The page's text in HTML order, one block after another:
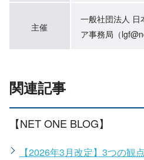
主催
一般社団法人 日
ア事務局（
関連記事
【NET ONE BLOG】
【2026年3月改定】3つの観